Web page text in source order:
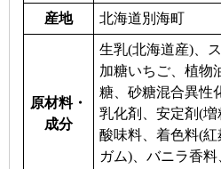
産地 北海道別海町
原材料・
成分
生乳(北海道産)、
加糖いちご、植物
糖、砂糖混合異性
乳化剤、安定剤(増
酸味料、着色料(
ガム)、バニラ香